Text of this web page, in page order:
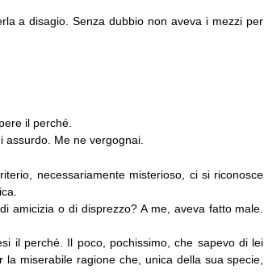
a disagio. Senza dubbio non aveva i mezzi per
il perché.
Me ne vergognai.
necessariamente misterioso, ci si riconosce
amicizia o di disprezzo? A me, aveva fatto male.
il perché. Il poco, pochissimo, che sapevo di lei
miserabile ragione che, unica della sua specie,